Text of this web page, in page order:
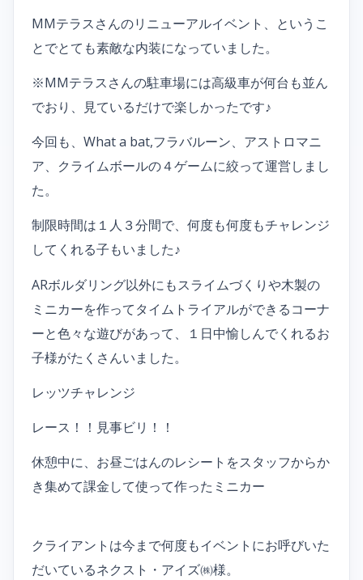
MMテラスさんのリニューアルイベント、というこ
とでとても素敵な内装になっていました。
※MMテラスさんの駐車場には高級車が何台も並ん
でおり、見ているだけで楽しかったです♪
今回も、What a bat,フラバルーン、アストロマニ
ア、クライムボールの４ゲームに絞って運営しまし
た。
制限時間は１人３分間で、何度も何度もチャレンジ
してくれる子もいました♪
ARボルダリング以外にもスライムづくりや木製の
ミニカーを作ってタイムトライアルができるコーナ
ーと色々な遊びがあって、１日中愉しんでくれるお
子様がたくさんいました。
レッツチャレンジ
レース！！見事ビリ！！
休憩中に、お昼ごはんのレシートをスタッフからか
き集めて課金して使って作ったミニカー
クライアントは今まで何度もイベントにお呼びいた
だいているネクスト・アイズ㈱様。